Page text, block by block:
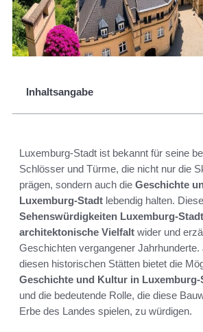
Inhaltsangabe
Luxemburg-Stadt ist bekannt für seine
Schlösser und Türme, die nicht nur die
prägen, sondern auch die Geschichte
Luxemburg-Stadt lebendig halten.
Sehenswürdigkeiten Luxemburg-Stadt
architektonische Vielfalt wider und
Geschichten vergangener
diesen historischen Stätten bietet die
Geschichte und Kultur in Luxemburg-
und die bedeutende Rolle, die diese
Erbe des Landes spielen, zu würdigen.